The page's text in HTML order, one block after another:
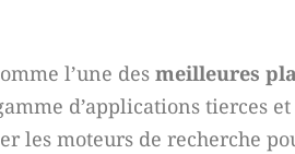
l’une des meilleures
d’applications tierces
les moteurs de recherche